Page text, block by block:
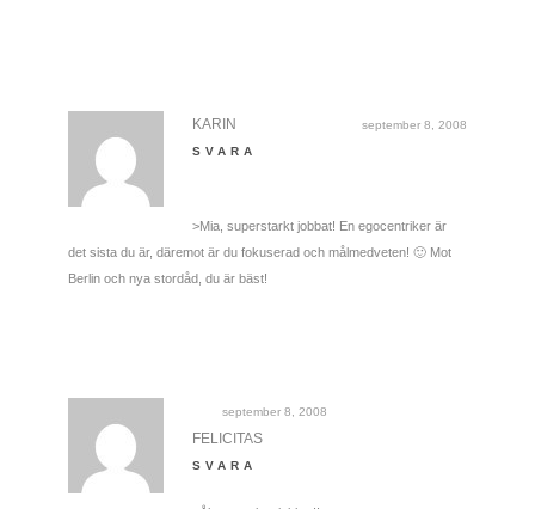
september 8, 2008
KARIN
SVARA
>Mia, superstarkt jobbat! En egocentriker är
det sista du är, däremot är du fokuserad och målmedveten! 🙂 Mot
Berlin och nya stordåd, du är bäst!
september 8, 2008
FELICITAS
SVARA